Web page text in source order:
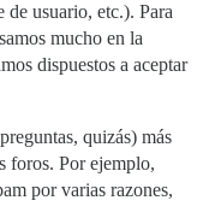
de usuario, etc.). Para
mucho en la
dispuestos a aceptar
quizás) más
foros. Por ejemplo,
por varias razones,